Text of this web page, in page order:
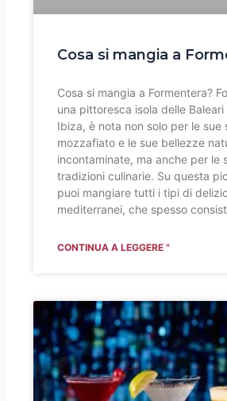
Cosa si mangia a
Cosa si mangia a Formentera?
una pittoresca isola delle Baleari
Ibiza, è nota non solo per le sue
mozzafiato e le sue bellezze
incontaminate, ma anche per le
tradizioni culinarie. Su questa
puoi mangiare tutti i tipi di
mediterranei, che spesso
CONTINUA A LEGGERE "